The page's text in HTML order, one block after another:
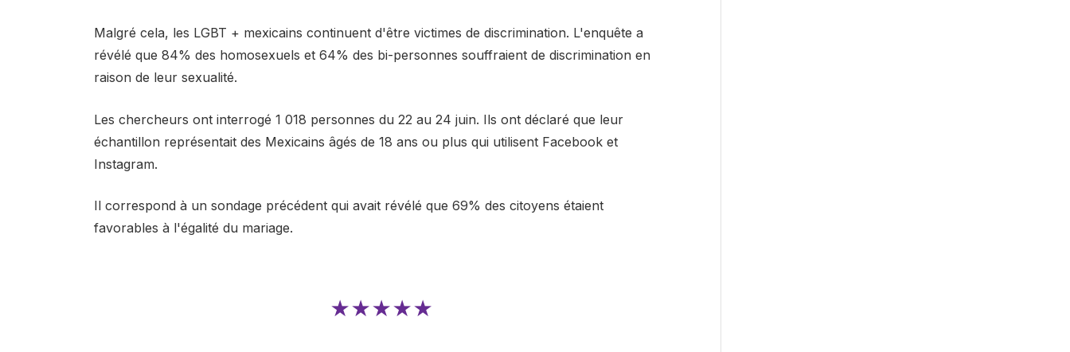
Malgré cela, les LGBT + mexicains continuent d'être victimes de discrimination. L'enquête a
révélé que 84% des homosexuels et 64% des bi-personnes souffraient de discrimination en
raison de leur sexualité.
Les chercheurs ont interrogé 1 018 personnes du 22 au 24 juin. Ils ont déclaré que leur
échantillon représentait des Mexicains âgés de 18 ans ou plus qui utilisent Facebook et
Instagram.
Il correspond à un sondage précédent qui avait révélé que 69% des citoyens étaient
favorables à l'égalité du mariage.
★★★★★